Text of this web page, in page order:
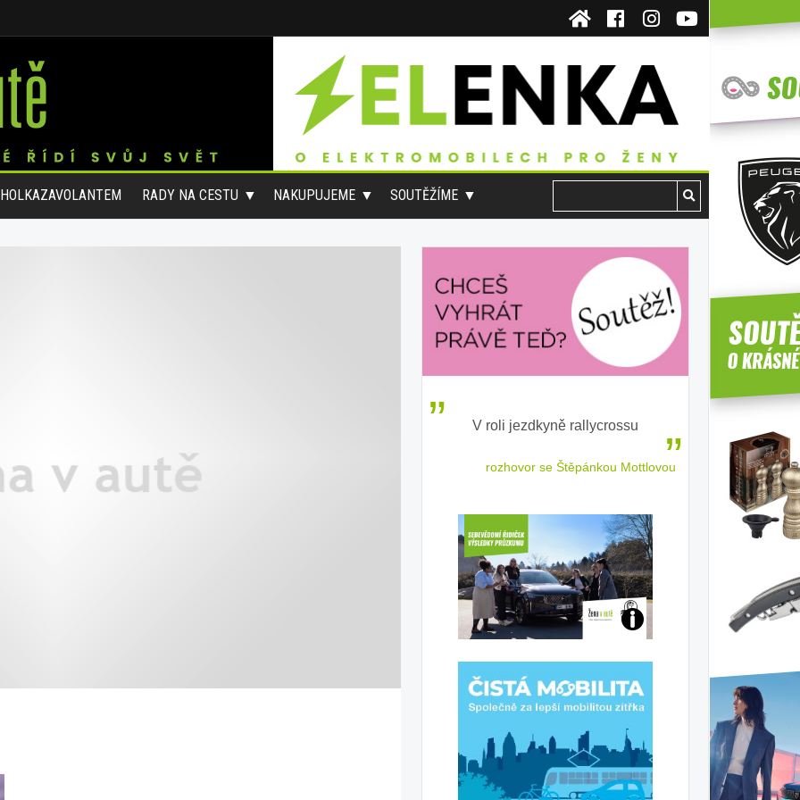
RADY NA CESTU NAKUPUJEME SOUTĚŽÍME
stručně o autosedačkách
V roli jezdkyně rallycrossu
rozhovor se Štěpánkou Mottlovou
ženským
Jaké
ženy-
řidičky